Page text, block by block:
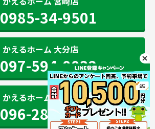
0985-34-9501
かえるホーム 大分店
097-594-0032
かえるホーム 熊本店
096-283-2207